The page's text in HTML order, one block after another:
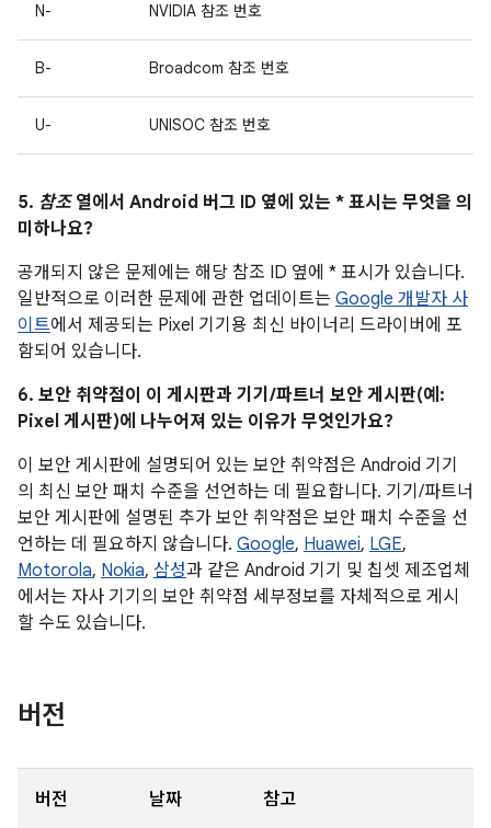
N- NVIDIA 참조 번호
B- Broadcom 참조 번호
U- UNISOC 참조 번호
5. 참조열에서 Android 버그 ID 옆에 있는 * 표시는 무엇을 의
미하나요?
공개되지 않은 문제에는 해당 참조 ID 옆에 * 표시가 있습니다.
일반적으로 이러한 문제에 관한 업데이트는 Google 개발자 사
이트에서 제공되는 Pixel 기기용 최신 바이너리 드라이버에 포
함되어 있습니다.
6. 보안 취약점이 이 게시판과 기기/파트너 보안 게시판(예:
Pixel 게시판)에 나누어져 있는 이유가 무엇인가요?
이 보안 게시판에 설명되어 있는 보안 취약점은 Android 기기
의 최신 보안 패치 수준을 선언하는 데 필요합니다. 기기/파트너
보안 게시판에 설명된 추가 보안 취약점은 보안 패치 수준을 선
언하는 데 필요하지 않습니다. Google, Huawei, LGE,
Motorola, Nokia, 삼성과 같은 Android 기기 및 칩셋 제조업체
에서는 자사 기기의 보안 취약점 세부정보를 자체적으로 게시
할 수도 있습니다.
버전
버전 날짜 참고